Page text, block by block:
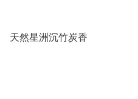
天然星洲沉竹炭香